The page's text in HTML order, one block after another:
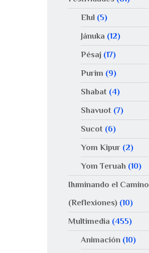
Elul(5)
Jánuka (12)
Pésaj(17)
Purim (9)
Shabat(4)
Shavuot(7)
Sucot(6)
Yom Kipur(2)
Yom Teruah (10)
Iluminando el Camino
(Reflexiones) (10)
Multimedia (455)
Animación(10)